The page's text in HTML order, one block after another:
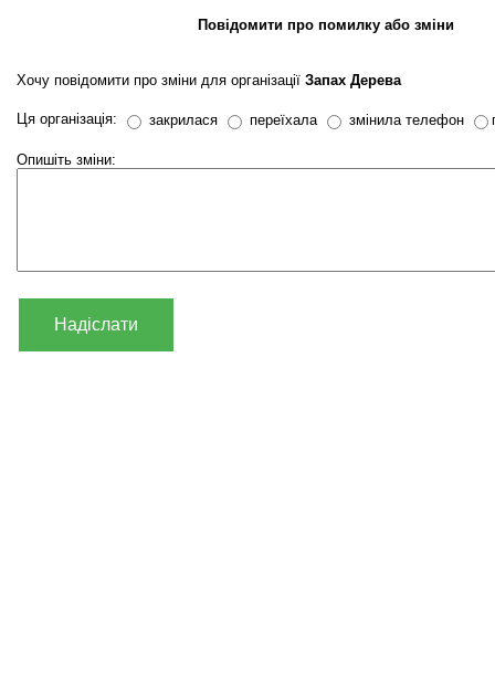
Повідомити про помилку або зміни
Хочу повідомити про зміни для організації Запах Дерева
Ця організація: закрилася переїхала змінила телефон
Опишіть зміни:
Надіслати